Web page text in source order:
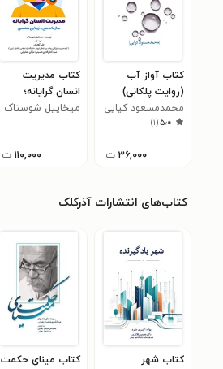
کتاب آواز آب
(روایت پلکانی)
محمدمسعود کیایی
۵٫۰(۱)
۳۶,۰۰۰ ت
کتاب مدیریت
انسان گرایانه؛
سازماندهی و زیبایی
میخاییل شوستاک
۱۱۰,۰۰۰ ت
کتاب‌های انتشارات آذرکلک
کتاب شهر
کتاب مینای حکمت